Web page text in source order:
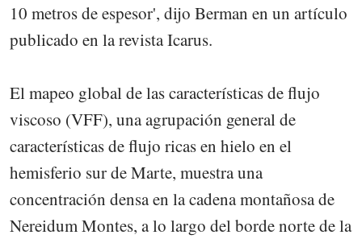
10 metros de espesor', dijo Berman en un artículo
publicado en la revista Icarus.
El mapeo global de las características de flujo
viscoso (VFF), una agrupación general de
características de flujo ricas en hielo en el
hemisferio sur de Marte, muestra una
concentración densa en la cadena montañosa de
Nereidum Montes, a lo largo del borde norte de la